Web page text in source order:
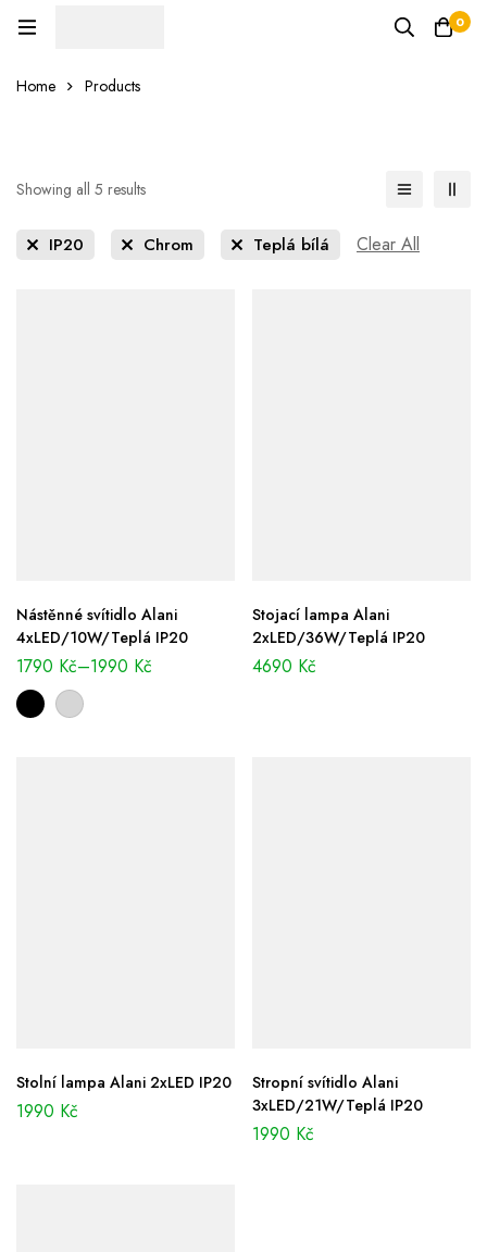
0
Home Products
Showing all 5 results
IP20 Chrom Teplá bílá Clear All
Nástěnné svítidlo Alani
4xLED/10W/Teplá IP20
1790 Kč–1990 Kč
Stojací lampa Alani
2xLED/36W/Teplá IP20
4690 Kč
Stolní lampa Alani 2xLED IP20
1990 Kč
Stropní svítidlo Alani
3xLED/21W/Teplá IP20
1990 Kč